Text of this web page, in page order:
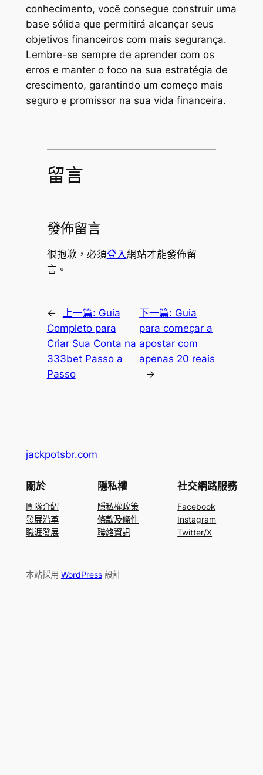
conhecimento, você consegue construir uma
base sólida que permitirá alcançar seus
objetivos financeiros com mais segurança.
Lembre-se sempre de aprender com os
erros e manter o foco na sua estratégia de
crescimento, garantindo um começo mais
seguro e promissor na sua vida financeira.
留言
發佈留言
很抱歉，必須登入網站才能發佈留
言。
← 上一篇: Guia
Completo para
Criar Sua Conta na
333bet Passo a
Passo
下一篇: Guia
para começar a
apostar com
apenas 20 reais
→
jackpotsbr.com
關於
團隊介紹
發展沿革
職涯發展
隱私權
隱私權政策
條款及條件
聯絡資訊
社交網路服務
Facebook
Instagram
Twitter/X
本站採用 WordPress設計